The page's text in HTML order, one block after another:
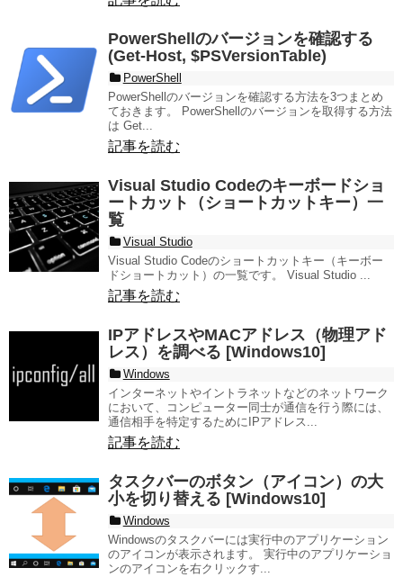
PowerShellのバージョンを確認する
(Get-Host, $PSVersionTable)
PowerShell
PowerShellのバージョンを確認する方法を3つまとめ
ておきます。 PowerShellのバージョンを取得する方法
は Get...
記事を読む
Visual Studio Codeのキーボードショ
ートカット（ショートカットキー）一
覧
Visual Studio
Visual Studio Codeのショートカットキー（キーボー
ドショートカット）の一覧です。 Visual Studio ...
記事を読む
IPアドレスやMACアドレス（物理アド
レス）を調べる [Windows10]
Windows
インターネットやイントラネットなどのネットワーク
において、コンピューター同士が通信を行う際には、
通信相手を特定するためにIPアドレス...
記事を読む
タスクバーのボタン（アイコン）の大
小を切り替える [Windows10]
Windows
Windowsのタスクバーには実行中のアプリケーション
のアイコンが表示されます。 実行中のアプリケーショ
ンのアイコンを右クリックす...